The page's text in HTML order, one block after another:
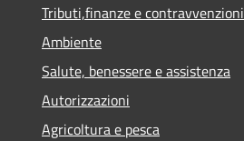
Tributi,finanze e contravvenzioni
Ambiente
Salute, benessere e assistenza
Autorizzazioni
Agricoltura e pesca